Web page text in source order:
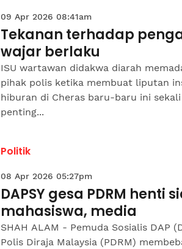
09 Apr 2026 08:41am
Tekanan terhadap
wajar berlaku
ISU wartawan didakwa diarah
pihak polis ketika membuat liputan
hiburan di Cheras baru-baru ini
penting...
Politik
08 Apr 2026 05:27pm
DAPSY gesa PDRM
mahasiswa, media
SHAH ALAM - Pemuda Sosialis DAP
Polis Diraja Malaysia (PDRM)